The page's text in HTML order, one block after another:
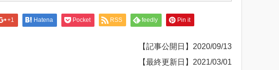
+1 Hatena Pocket RSS feedly Pin it
【記事公開日】2020/09/13
【最終更新日】2021/03/01